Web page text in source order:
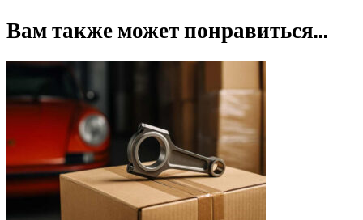
Вам также может понравиться...